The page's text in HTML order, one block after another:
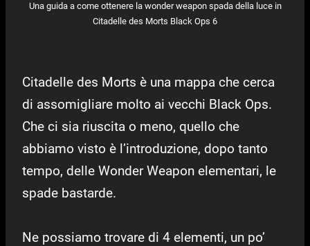
Una guida a come ottenere la wonder weapon spada della luce in
Citadelle des Morts Black Ops 6
Citadelle des Morts è una mappa che cerca
di assomigliare molto ai vecchi Black Ops.
Che ci sia riuscita o meno, quello che
abbiamo visto è l’introduzione, dopo tanto
tempo, delle Wonder Weapon elementari, le
spade bastarde.
Ne possiamo trovare di 4 elementi, un po’